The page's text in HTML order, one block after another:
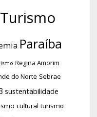
Paraíba
Regina Amorim
do Norte Sebrae
sustentabilidade
cultural turismo